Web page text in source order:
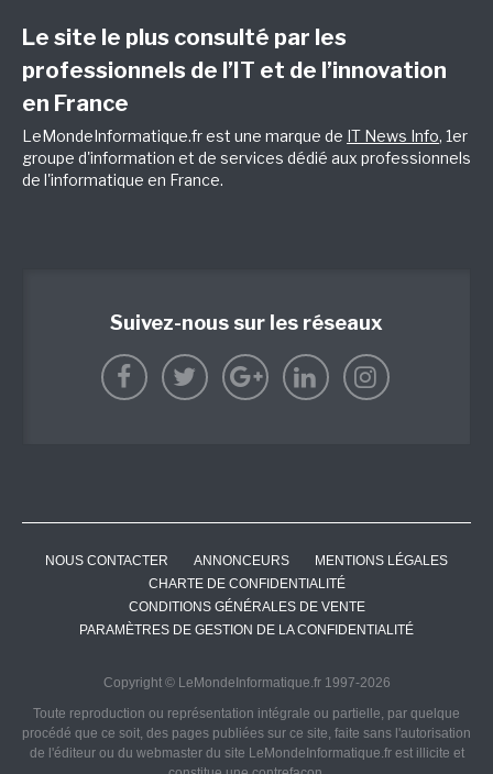
Le site le plus consulté par les
professionnels de l’IT et de l’innovation
en France
LeMondeInformatique.fr est une marque de IT News Info, 1er
groupe d'information et de services dédié aux professionnels
de l'informatique en France.
Suivez-nous sur les réseaux
NOUS CONTACTER ANNONCEURS
MENTIONS LÉGALES
CHARTE DE CONFIDENTIALITÉ
CONDITIONS GÉNÉRALES DE VENTE
PARAMÈTRES DE GESTION DE LA CONFIDENTIALITÉ
Copyright © LeMondeInformatique.fr 1997-2026
Toute reproduction ou représentation intégrale ou partielle, par quelque
procédé que ce soit, des pages publiées sur ce site, faite sans l'autorisation
de l'éditeur ou du webmaster du site LeMondeInformatique.fr est illicite et